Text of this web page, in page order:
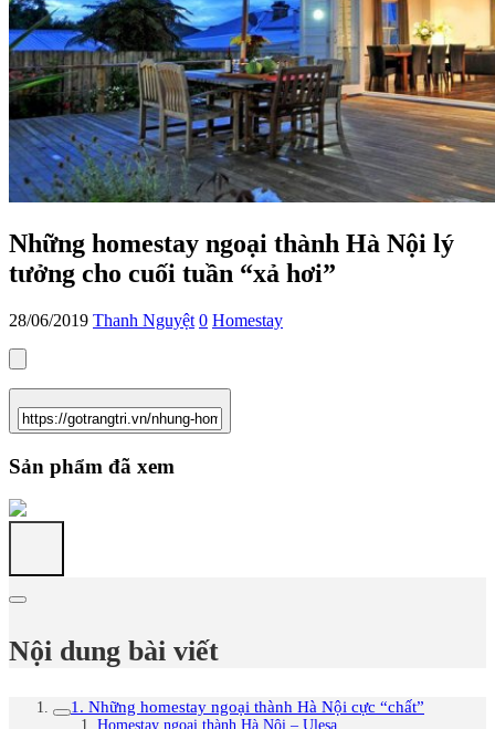
Những homestay ngoại thành Hà Nội lý
tưởng cho cuối tuần “xả hơi”
28/06/2019 Thanh Nguyệt 0 Homestay
Sản phẩm đã xem
Nội dung bài viết
1. Những homestay ngoại thành Hà Nội cực “chất”
Homestay ngoại thành Hà Nội – Ulesa